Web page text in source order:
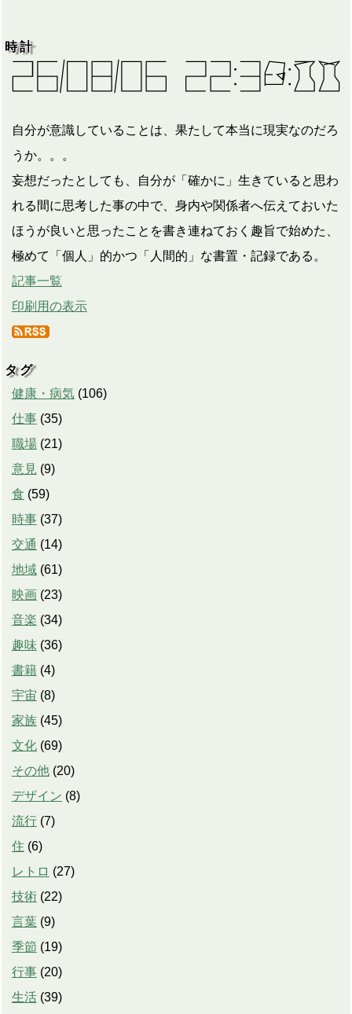
時計
自分が意識していることは、果たして本当に現実なのだろ
うか。。。
妄想だったとしても、自分が「確かに」生きていると思わ
れる間に思考した事の中で、身内や関係者へ伝えておいた
ほうが良いと思ったことを書き連ねておく趣旨で始めた、
極めて「個人」的かつ「人間的」な書置・記録である。
記事一覧
印刷用の表示
タグ
健康・病気 (106)
仕事 (35)
職場 (21)
意見 (9)
食 (59)
時事 (37)
交通 (14)
地域 (61)
映画 (23)
音楽 (34)
趣味 (36)
書籍 (4)
宇宙 (8)
家族 (45)
文化 (69)
その他 (20)
デザイン (8)
流行 (7)
住 (6)
レトロ (27)
技術 (22)
言葉 (9)
季節 (19)
行事 (20)
生活 (39)